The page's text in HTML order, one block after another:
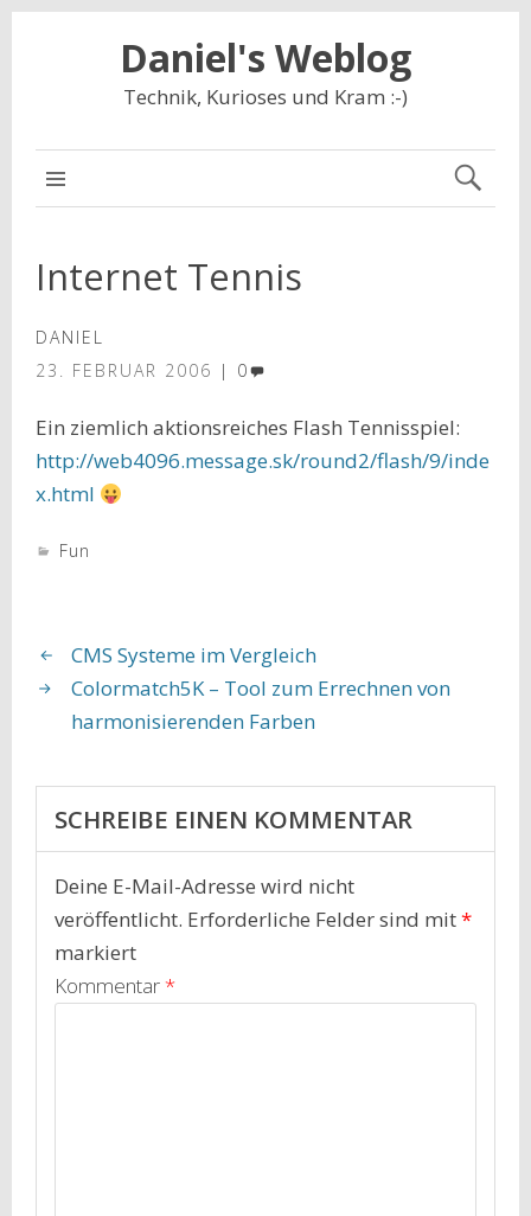
Daniel's Weblog
Technik, Kurioses und Kram :-)
Internet Tennis
DANIEL
23. FEBRUAR 2006
0
Ein ziemlich aktionsreiches Flash Tennisspiel:
http://web4096.message.sk/round2/flash/9/inde
x.html
Fun
CMS Systeme im Vergleich
Colormatch5K – Tool zum Errechnen von
harmonisierenden Farben
SCHREIBE EINEN KOMMENTAR
Deine E-Mail-Adresse wird nicht
veröffentlicht. Erforderliche Felder sind mit*
markiert
Kommentar*